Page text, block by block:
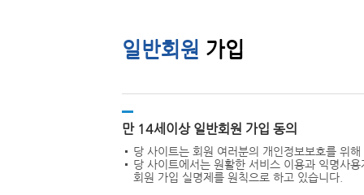
일반회원 가입
만 14세이상 일반회원 가입 동의
당 사이트는 회원 여러분의 개인정보보호를 위
당 사이트에서는 원활한 서비스 이용과 익명사
회원 가입 실명제를 원칙으로 하고 있습니다.